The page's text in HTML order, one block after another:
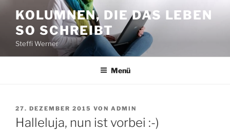
Inhalt
springen
KOLUMNEN, DIE DAS LEBEN
SO SCHREIBT
Steffi Werner
Menü
VERÖFFENTLICHT
AM
27. DEZEMBER 2015 VON ADMIN
Halleluja, nun ist vorbei :-)